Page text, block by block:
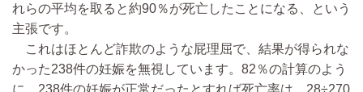
れらの平均を取ると約90％が死亡したことになる、という
主張です。
これはほとんど詐欺のような屁理屈で、結果が得られな
かった238件の妊娠を無視しています。82％の計算のよう